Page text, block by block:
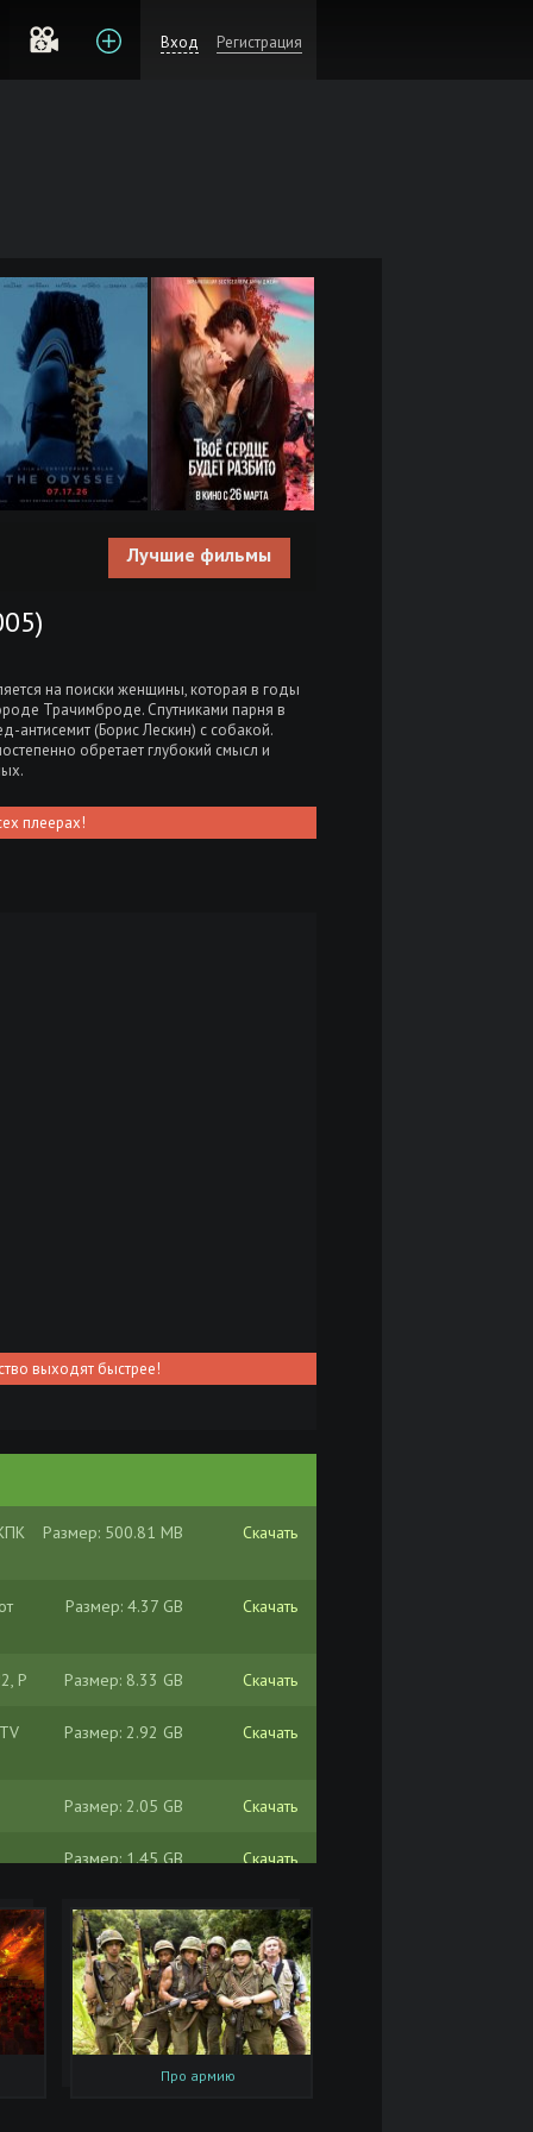
Вход Регистрация
Лучшие фильмы
на поиски женщины, которая в годы
Трачимброде. Спутниками парня в
антисемит (Борис Лескин) с собакой.
обретает глубокий смысл и
плеерах!
выходят быстрее!
Размер: 500.81 MB Скачать
Размер: 4.37 GB Скачать
P Размер: 8.33 GB Скачать
Размер: 2.92 GB Скачать
Размер: 2.05 GB Скачать
Размер: 1.45 GB Скачать
Размер: 701.55 MB Скачать
Размер: 74.8 MB Скачать
Размер: 44.4 MB Скачать
Размер: 37.4 MBПро армию